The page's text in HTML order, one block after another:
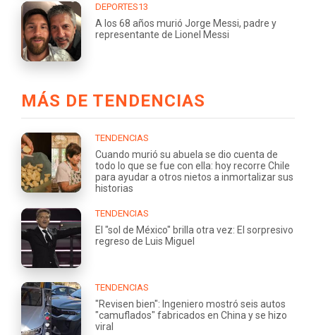
DEPORTES13
A los 68 años murió Jorge Messi, padre y
representante de Lionel Messi
MÁS DE TENDENCIAS
TENDENCIAS
Cuando murió su abuela se dio cuenta de
todo lo que se fue con ella: hoy recorre Chile
para ayudar a otros nietos a inmortalizar sus
historias
TENDENCIAS
El "sol de México" brilla otra vez: El sorpresivo
regreso de Luis Miguel
TENDENCIAS
"Revisen bien": Ingeniero mostró seis autos
"camuflados" fabricados en China y se hizo
viral